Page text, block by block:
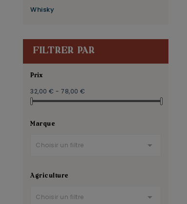
Whisky
FILTRER PAR
Prix
32,00 € - 78,00 €
Marque
Choisir un filtre 
Agriculture
Choisir un filtre 